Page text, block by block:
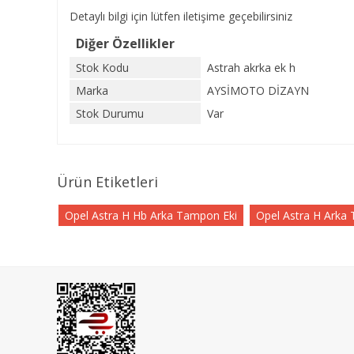
Detaylı bilgi için lütfen iletişime geçebilirsiniz
Diğer Özellikler
Stok Kodu
Astrah akrka ek h
Marka
AYSİMOTO DİZAYN
Stok Durumu
Var
Ürün Etiketleri
Opel Astra H Hb Arka Tampon Eki Opel Astra H Arka